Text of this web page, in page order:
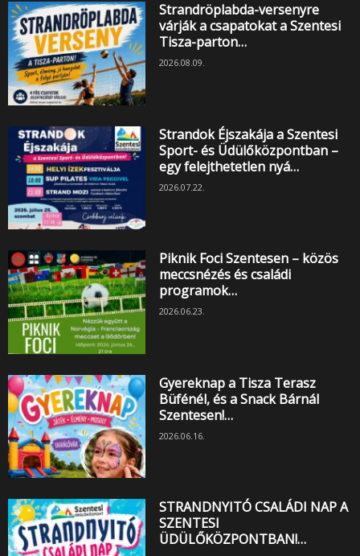
Strandröplabda-versenyre
várják a csapatokat a Szentesi
Tisza-parton…
2026.08.09.
Strandok Éjszakája a Szentesi
Sport- és Üdülőközpontban –
egy felejthetetlen nyá…
2026.07.22.
Piknik Foci Szentesen – közös
meccsnézés és családi
programok…
2026.06.23.
Gyereknap a Tisza Terasz
Büfénél, és a Snack Bárnál
Szentesen!…
2026.06.16.
STRANDNYITÓ CSALÁDI NAP A
SZENTESI
ÜDÜLŐKÖZPONTBAN!…